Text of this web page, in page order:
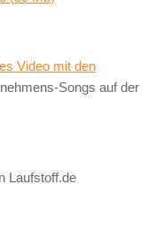
Video mit den
Songs auf der
Laufstoff.de